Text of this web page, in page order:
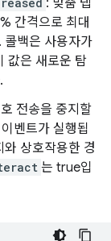
: 맞춤 탭
간격으로 최대
백은 사용자가
값은 새로운 탐
전송을 중지할
벤트가 실행됩
상호작용한 경
는 true입